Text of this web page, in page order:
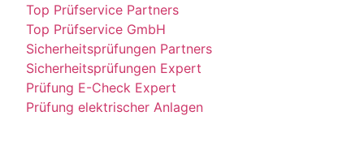
Top Prüfservice Partners
Top Prüfservice GmbH
Sicherheitsprüfungen Partners
Sicherheitsprüfungen Expert
Prüfung E-Check Expert
Prüfung elektrischer Anlagen